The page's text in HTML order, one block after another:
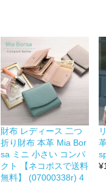
財布 レディース 二つ
折り財布 本革 Mia Bor
sa ミニ 小さい コンパ
クト 【ネコポスで送料
無料】 (07000338r) 4
¥